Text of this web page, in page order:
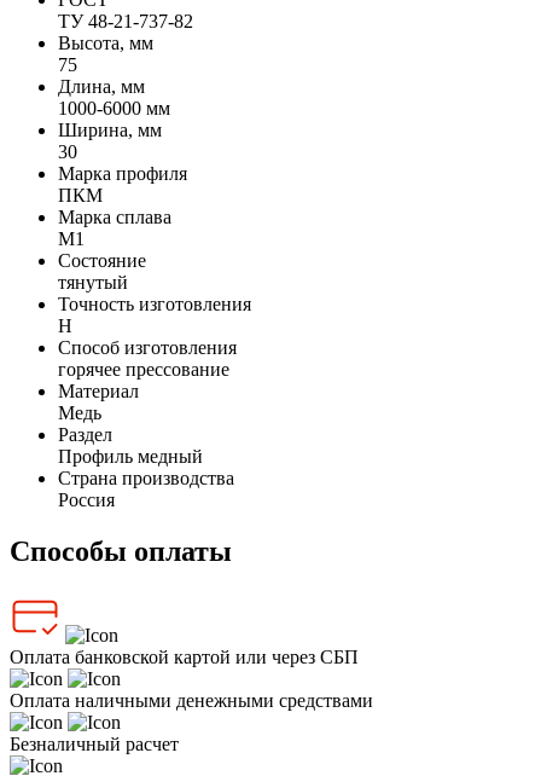
ТУ 48-21-737-82
Высота, мм
75
Длина, мм
1000-6000 мм
Ширина, мм
30
Марка профиля
ПКМ
Марка сплава
М1
Состояние
тянутый
Точность изготовления
Н
Способ изготовления
горячее прессование
Материал
Медь
Раздел
Профиль медный
Страна производства
Россия
Способы оплаты
Оплата банковской картой или через СБП
Оплата наличными денежными средствами
Безналичный расчет